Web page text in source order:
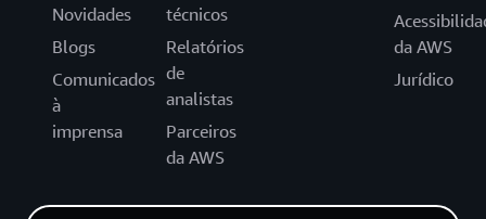
Novidades
Blogs
Comunicados
à
imprensa
técnicos
Relatórios
de
analistas
Parceiros
da AWS
da AWS
Jurídico